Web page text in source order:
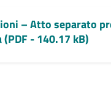
– Atto separato
- 140.17 kB)